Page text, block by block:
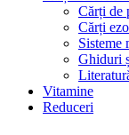
Cărți de
Cărți
Sisteme
Ghiduri
Vitamine
Reduceri